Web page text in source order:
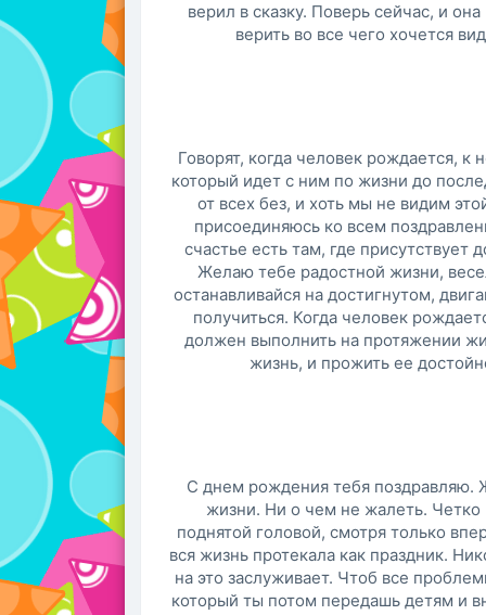
верил в сказку. Поверь сейчас, и
верить во все чего хочется
Говорят, когда человек рождается,
который идет с ним по жизни до
от всех без, и хоть мы не видим
присоединяюсь ко всем
счастье есть там, где присутствует
Желаю тебе радостной жизни,
останавливайся на достигнутом,
получиться. Когда человек
должен выполнить на протяжении
жизнь, и прожить ее
С днем рождения тебя поздравляю.
жизни. Ни о чем не жалеть. Четко
поднятой головой, смотря только
вся жизнь протекала как праздник.
на это заслуживает. Чтоб все
который ты потом передашь детям и